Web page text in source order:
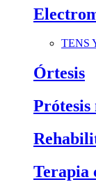
TENS
Órtesis
Prótesis
Terapia